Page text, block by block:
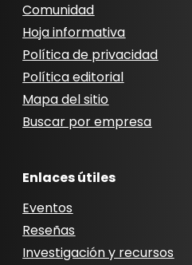
Comunidad
Hoja informativa
Política de privacidad
Política editorial
Mapa del sitio
Buscar por empresa
Enlaces útiles
Eventos
Reseñas
Investigación y recursos